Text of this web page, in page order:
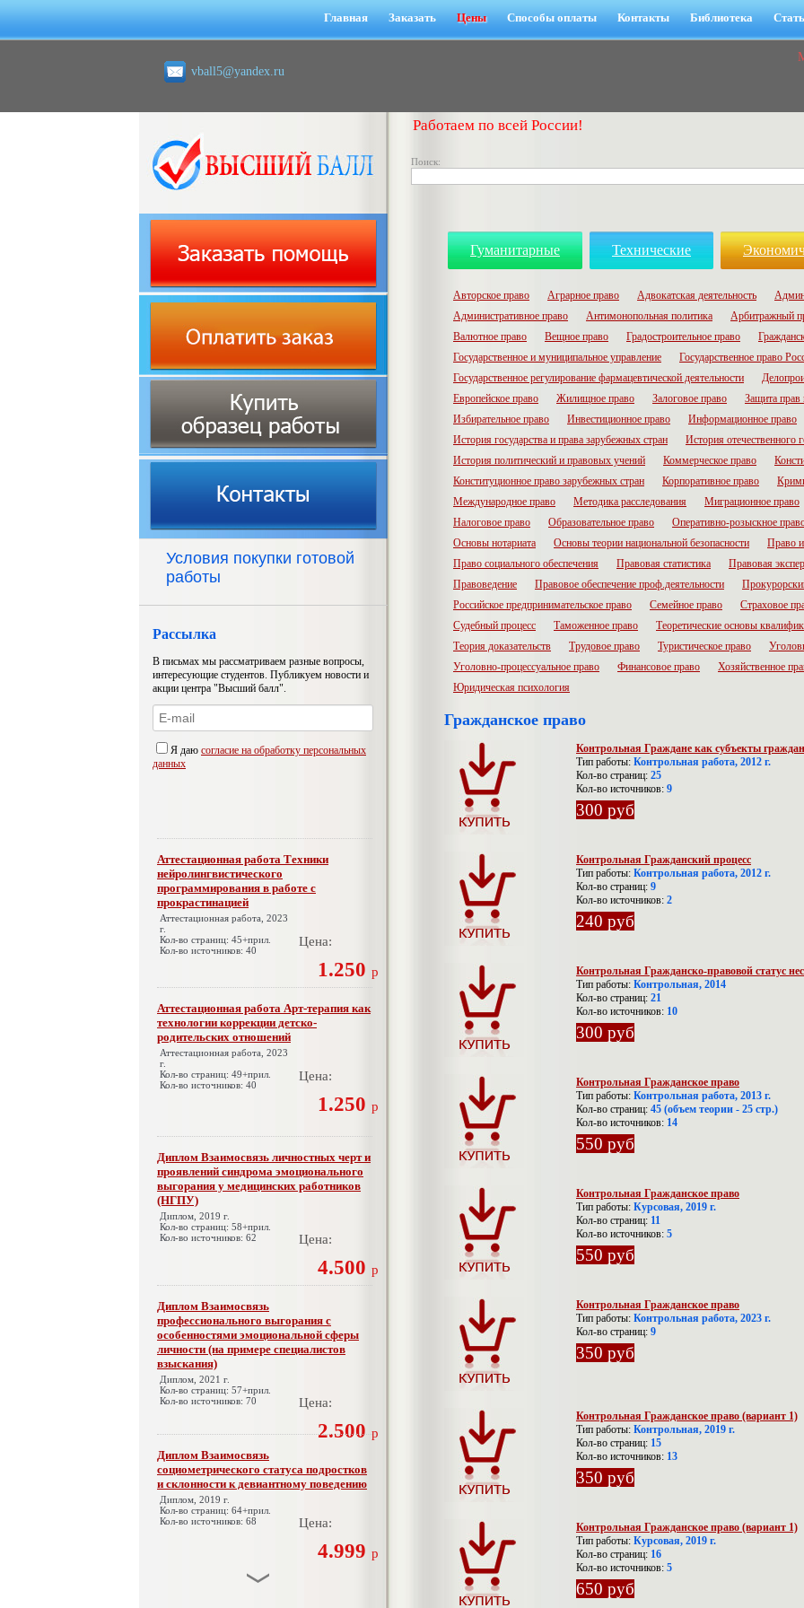
Главная Заказать Цены Способы оплаты Контакты Библиотека
vball5@yandex.ru
Работаем по всей России!
Поиск:
Условия покупки готовой
работы
Рассылка
В письмах мы рассматриваем разные вопросы,
интересующие студентов. Публикуем новости и
акции центра "Высший балл".
Я даю согласие на обработку персональных
данных
Аттестационная работа Техники
нейролингвистического
программирования в работе с
прокрастинацией
Аттестационная работа, 2023
г.
Кол-во страниц: 45+прил.
Кол-во источников: 40
Цена:
1.250 р
Аттестационная работа Арт-терапия как
технологии коррекции детско-
родительских отношений
Аттестационная работа, 2023
г.
Кол-во страниц: 49+прил.
Кол-во источников: 40
Цена:
1.250 р
Диплом Взаимосвязь личностных черт и
проявлений синдрома эмоционального
выгорания у медицинских работников
(НГПУ)
Диплом, 2019 г.
Кол-во страниц: 58+прил.
Кол-во источников: 62
Цена:
4.500 р
Диплом Взаимосвязь
профессионального выгорания с
особенностями эмоциональной сферы
личности (на примере специалистов
взыскания)
Диплом, 2021 г.
Кол-во страниц: 57+прил.
Кол-во источников: 70
Цена:
2.500 р
Диплом Взаимосвязь
социометрического статуса подростков
и склонности к девиантному поведению
Диплом, 2019 г.
Кол-во страниц: 64+прил.
Кол-во источников: 68
Цена:
4.999 р
Гуманитарные Технические
Авторское право Аграрное право Адвокатская деятельность
Административное право
Антимонопольная политика Арбитражный
Валютное право
Вещное право Градостроительное право
Государственное и муниципальное управление
Государственное право
Государственное регулирование фармацевтической деятельности
Европейское право
Жилищное право Залоговое право Защита прав
Избирательное право
Инвестиционное право Информационное право
История государства и права зарубежных стран
История отечественного
История политический и правовых учений
Коммерческое право
Конституционное право зарубежных стран
Корпоративное право
Международное право
Методика расследования Миграционное право
Налоговое право
Образовательное право Оперативно-розыскное
Основы нотариата
Основы теории национальной безопасности
Право
Право социального обеспечения
Правовая статистика Правовая
Правоведение
Правовое обеспечение проф.деятельности
Российское предпринимательское право
Семейное право Страховое
Судебный процесс
Таможенное право Теоретические основы
Теория доказательств
Трудовое право Туристическое право
Уголовно-процессуальное право
Финансовое право Хозяйственное
Юридическая психология
Гражданское право
Контрольная Граждане как субъекты
Тип работы: Контрольная работа, 2012 г.
Кол-во страниц: 25
Кол-во источников: 9
300 руб
Контрольная Гражданский процесс
Тип работы: Контрольная работа, 2012 г.
Кол-во страниц: 9
Кол-во источников: 2
240 руб
Контрольная Гражданско-правовой статус
Тип работы: Контрольная, 2014
Кол-во страниц: 21
Кол-во источников: 10
300 руб
Контрольная Гражданское право
Тип работы: Контрольная работа, 2013 г.
Кол-во страниц: 45 (объем теории - 25 стр.)
Кол-во источников: 14
550 руб
Контрольная Гражданское право
Тип работы: Курсовая, 2019 г.
Кол-во страниц: 11
Кол-во источников: 5
550 руб
Контрольная Гражданское право
Тип работы: Контрольная работа, 2023 г.
Кол-во страниц: 9
350 руб
Контрольная Гражданское право (вариант 1)
Тип работы: Контрольная, 2019 г.
Кол-во страниц: 15
Кол-во источников: 13
350 руб
Контрольная Гражданское право (вариант 1)
Тип работы: Курсовая, 2019 г.
Кол-во страниц: 16
Кол-во источников: 5
650 руб